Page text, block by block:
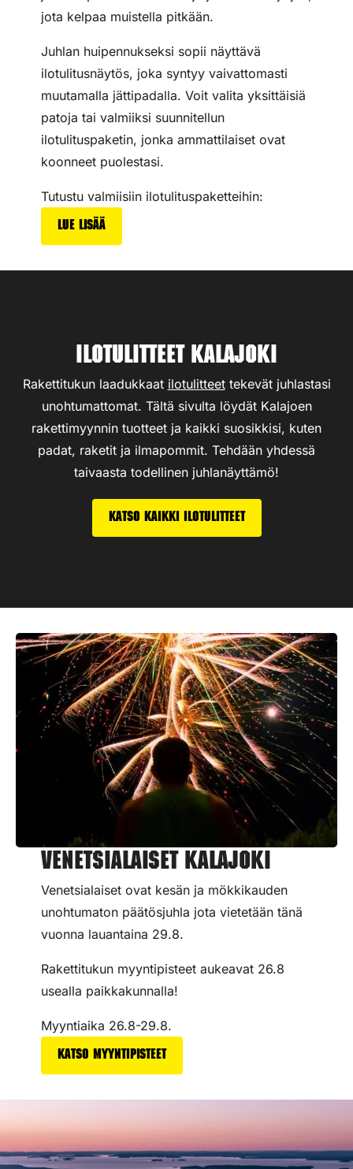
jota kelpaa muistella pitkään.
Juhlan huipennukseksi sopii näyttävä
ilotulitusnäytös, joka syntyy vaivattomasti
muutamalla jättipadalla. Voit valita yksittäisiä
patoja tai valmiiksi suunnitellun
ilotulituspaketin, jonka ammattilaiset ovat
koonneet puolestasi.
Tutustu valmiisiin ilotulituspaketteihin:
Lue lisää
Ilotulitteet Kalajoki
Rakettitukun laadukkaat ilotulitteettekevät juhlastasi
unohtumattomat. Tältä sivulta löydät Kalajoen
rakettimyynnin tuotteet ja kaikki suosikkisi, kuten
padat, raketit ja ilmapommit. Tehdään yhdessä
taivaasta todellinen juhlanäyttämö!
Katso kaikki ilotulitteet
Venetsialaiset Kalajoki
Venetsialaiset ovat kesän ja mökkikauden
unohtumaton päätösjuhla jota vietetään tänä
vuonna lauantaina 29.8.
Rakettitukun myyntipisteet aukeavat 26.8
usealla paikkakunnalla!
Myyntiaika 26.8-29.8.
Katso myyntipisteet